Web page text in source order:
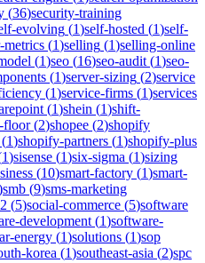
(36)security-training
evolving (1)self-hosted (1)self-
metrics (1)selling (1)selling-online
(1)seo (16)seo-audit (1)seo-
(1)server-sizing (2)service
(1)service-firms (1)services
(1)shein (1)shift-
floor(2)shopee (2)shopify
(1)shopify-partners (1)shopify-plus
1)sisense (1)six-sigma (1)sizing
(10)smart-factory (1)smart-
smb (9)sms-marketing
(5)social-commerce (5)software
development (1)software-
energy (1)solutions (1)sop
korea (1)southeast-asia (2)spc